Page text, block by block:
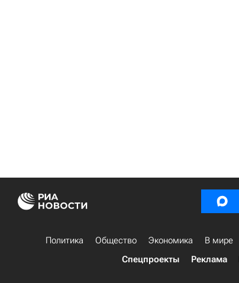
Политика Общество Экономика В мире
Спецпроекты
Реклама